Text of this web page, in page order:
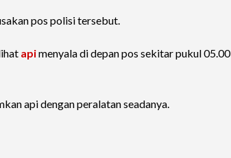
pos polisi tersebut.
apimenyala di depan pos sekitar pukul 05.00
api dengan peralatan seadanya.